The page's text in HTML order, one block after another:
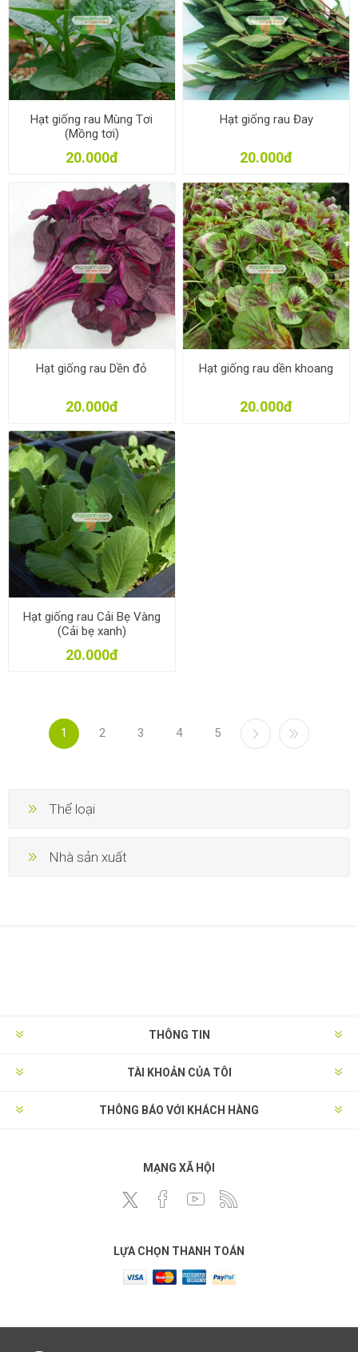
Hạt giống rau Mùng Tơi
(Mồng tơi)
20.000đ
Hạt giống rau Đay
20.000đ
Hạt giống rau Dền đỏ
20.000đ
Hạt giống rau dền khoang
20.000đ
Hạt giống rau Cải Bẹ Vàng
(Cải bẹ xanh)
20.000đ
1 2 3 4 5
Thể loại
Nhà sản xuất
THÔNG TIN
TÀI KHOẢN CỦA TÔI
THÔNG BÁO VỚI KHÁCH HÀNG
MẠNG XÃ HỘI
LỰA CHỌN THANH TOÁN